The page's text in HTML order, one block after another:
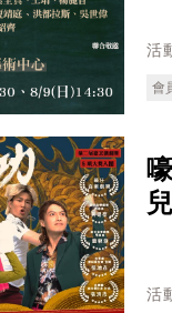
活
會
活